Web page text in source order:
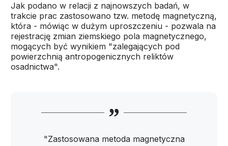
Jak podano w relacji z najnowszych badań, w
trakcie prac zastosowano tzw. metodę magnetyczną,
która - mówiąc w dużym uproszczeniu - pozwala na
rejestrację zmian ziemskiego pola magnetycznego,
mogących być wynikiem "zalegających pod
powierzchnią antropogenicznych reliktów
osadnictwa".
"Zastosowana metoda magnetyczna